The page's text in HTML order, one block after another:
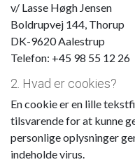
v/ Lasse Høgh Jensen
Boldrupvej 144, Thorup
DK-9620 Aalestrup
Telefon: +45 98 55 12 26
2. Hvad er cookies?
En cookie er en lille
tilsvarende for at kunne
personlige oplysninger
indeholde virus.